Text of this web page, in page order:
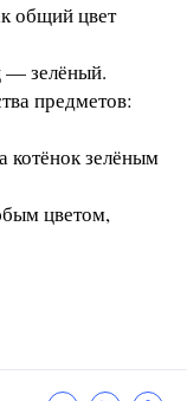
общий цвет
— зелёный.
предметов:
котёнок зелёным
цветом,